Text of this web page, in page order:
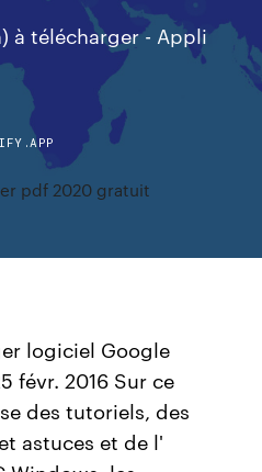
à télécharger - Appli
pdf 2020 gratuit
logiciel Google
févr. 2016 Sur ce
des tutoriels, des
astuces et de l'